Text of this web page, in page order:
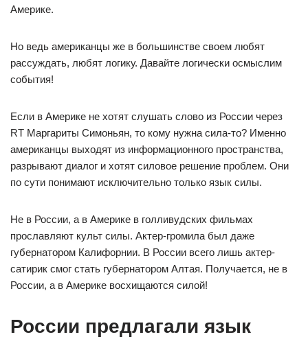
Америке.
Но ведь американцы же в большинстве своем любят
рассуждать, любят логику. Давайте логически осмыслим
события!
Если в Америке не хотят слушать слово из России через
RT Маргариты Симоньян, то кому нужна сила-то? Именно
американцы выходят из информационного пространства,
разрывают диалог и хотят силовое решение проблем. Они
по сути понимают исключительно только язык силы.
Не в России, а в Америке в голливудских фильмах
прославляют культ силы. Актер-громила был даже
губернатором Калифорнии. В России всего лишь актер-
сатирик смог стать губернатором Алтая. Получается, не в
России, а в Америке восхищаются силой!
России предлагали язык